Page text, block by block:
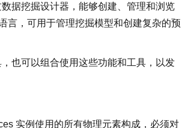
据挖掘设计器，能够创建、管理和浏览
言，可用于管理挖掘模型和创建复杂的预
也可以组合使用这些功能和工具，以发
实例使用的所有物理元素构成，必须对